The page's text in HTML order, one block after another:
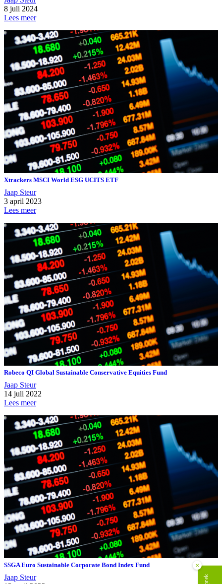
8 juli 2024
Lees meer
Xtrackers MSCI World ESG UCITS ETF
Jaap Steur
3 april 2023
Lees meer
Robeco QI Global Sustainable Conservative Equities Fund
Jaap Steur
14 juli 2022
Lees meer
SSGA Euro Sustainable Corporate Bond Index Fund
Jaap Steur
×